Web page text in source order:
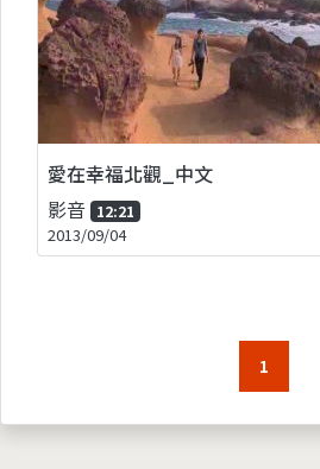
愛在幸福北觀_中文
影音 12:21
2013/09/04
1